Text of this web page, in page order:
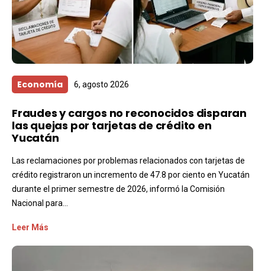
Economía 6, agosto 2026
Fraudes y cargos no reconocidos disparan
las quejas por tarjetas de crédito en
Yucatán
Las reclamaciones por problemas relacionados con tarjetas de
crédito registraron un incremento de 47.8 por ciento en Yucatán
durante el primer semestre de 2026, informó la Comisión
Nacional para...
Leer Más